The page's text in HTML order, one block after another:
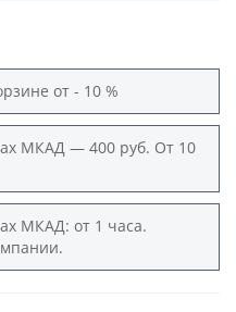
от - 10 %
МКАД — 400 руб. От 10
МКАД: от 1 часа.